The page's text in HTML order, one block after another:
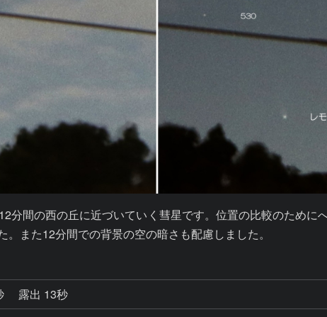
分間の西の丘に近づいていく彗星です。位置の比較のため
また12分間での背景の空の暗さも配慮しました。
露出 13秒